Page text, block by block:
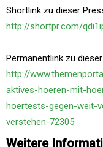
Shortlink zu dieser
http://shortpr.com/
Permanentlink zu
http://
aktives-hoeren-mit-
hoertests-gegen-weit-
verstehen-72305
Weitere